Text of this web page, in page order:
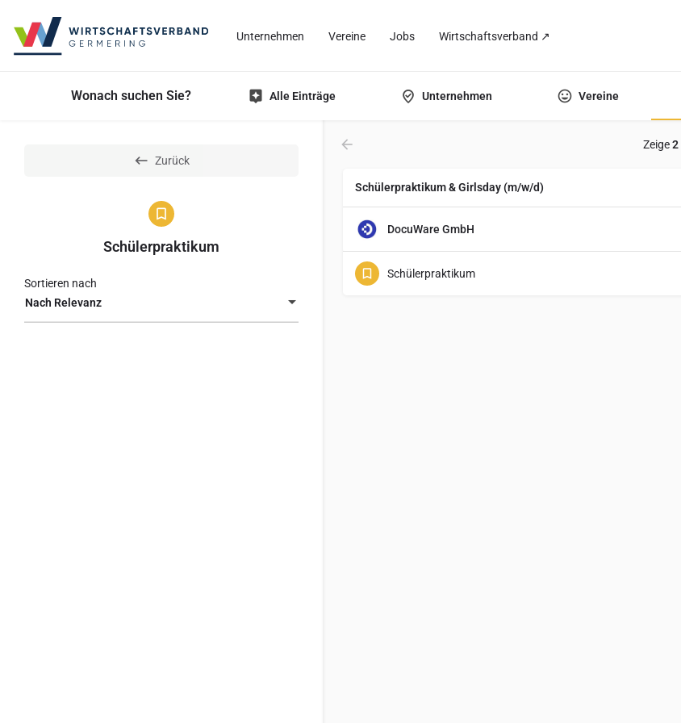
Unternehmen Vereine Jobs Wirtschaftsverband ↗
Wonach suchen Sie? Alle Einträge Unternehmen Vereine
Zurück
Schülerpraktikum
Nach Relevanz
Sortieren nach
Zeige2
Schülerpraktikum & Girlsday (m/w/d)
DocuWare GmbH
Schülerpraktikum